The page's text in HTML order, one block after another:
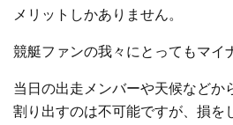
メリットしかありません。
競艇ファンの我々にとってもマイ
当日の出走メンバーや天候などか
割り出すのは不可能ですが、損を